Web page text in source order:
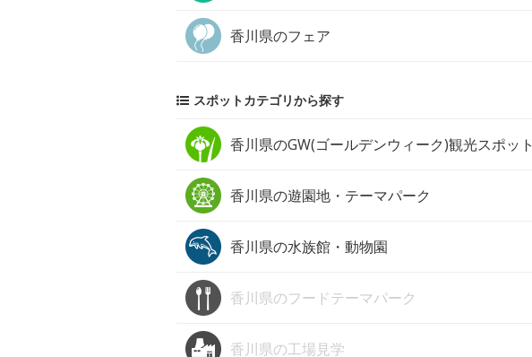
香川県のフェア
スポットカテゴリから探す
香川県のGW(ゴールデンウィーク)観光スポット
香川県の遊園地・テーマパーク
香川県の水族館・動物園
香川県のフードテーマパーク
香川県の工場見学